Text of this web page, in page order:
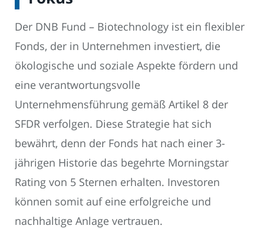
Der DNB Fund – Biotechnology ist ein flexibler
Fonds, der in Unternehmen investiert, die
ökologische und soziale Aspekte fördern und
eine verantwortungsvolle
Unternehmensführung gemäß Artikel 8 der
SFDR verfolgen. Diese Strategie hat sich
bewährt, denn der Fonds hat nach einer 3-
jährigen Historie das begehrte Morningstar
Rating von 5 Sternen erhalten. Investoren
können somit auf eine erfolgreiche und
nachhaltige Anlage vertrauen.